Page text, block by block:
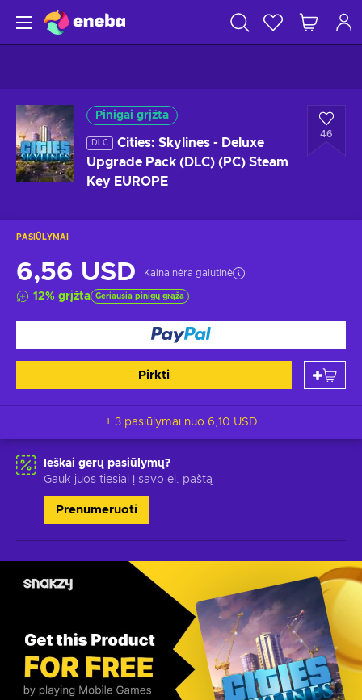
Pinigai grįžta
DLC
Cities: Skylines - Deluxe
Upgrade Pack (DLC) (PC) Steam
Key EUROPE
46
PASIŪLYMAI
6,56 USD Kaina nėra galutinė
12% grįžta Geriausia pinigų grąža
Pirkti
+ 3 pasiūlymai nuo 6,10 USD
Ieškai gerų pasiūlymų?
Gauk juos tiesiai į savo el. paštą
Prenumeruoti